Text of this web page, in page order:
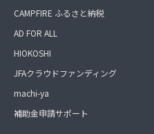
CAMPFIRE ふるさと納税
AD FOR ALL
HIOKOSHI
JFAクラウドファンディング
machi-ya
補助金申請サポート